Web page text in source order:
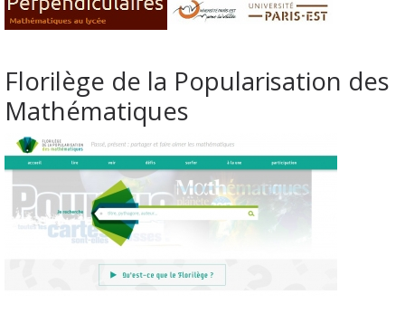
Florilège de la Popularisation des
Mathématiques